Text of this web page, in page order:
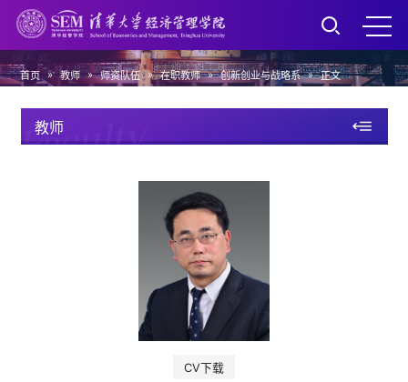
首页 » 教师 » 师资队伍 » 在职教师 » 创新创业与战略系 » 正文
教师
Faculty
CV下载